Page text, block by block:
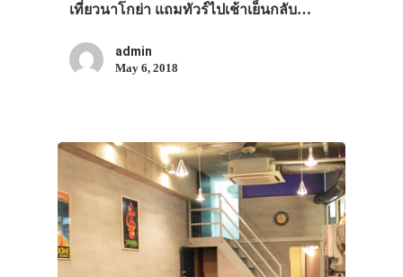
เที่ยวนาโกย่า แถมทัวร์ไปเช้าเย็นกลับ…
admin
May 6, 2018